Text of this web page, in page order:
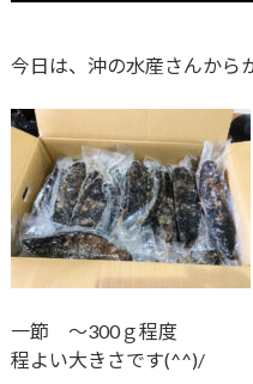
今日は、沖の水産さんから
一節 ～300ｇ程度
程よい大きさです(^^)/